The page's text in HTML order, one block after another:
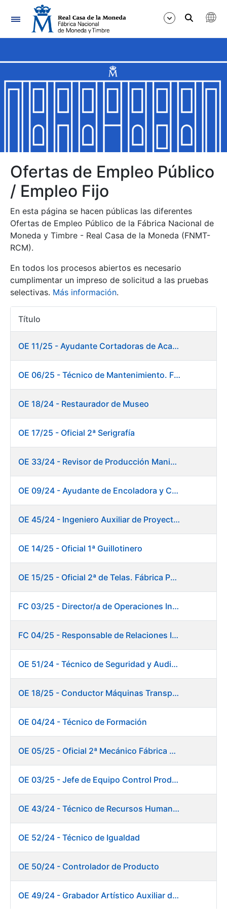
Navegación
Mostrar/Ocultar
Mostrar/Ocultar
Mostrar/Ocultar
Mostrar/Ocultar
Mostrar/Ocultar
Mostrar/Ocultar
Mostrar/Ocultar
Mostrar/Ocultar
Ofertas de Empleo Público
/ Empleo Fijo
En esta página se hacen públicas las diferentes
Ofertas de Empleo Público de la Fábrica Nacional de
Moneda y Timbre - Real Casa de la Moneda (FNMT-
RCM).
En todos los procesos abiertos es necesario
cumplimentar un impreso de solicitud a las pruebas
selectivas. Más información.
Título
OE 11/25 - Ayudante Cortadoras de Acabados. Fábrica Papel
OE 06/25 - Técnico de Mantenimiento. Fábrica Papel
OE 18/24 - Restaurador de Museo
OE 17/25 - Oficial 2ª Serigrafía
OE 33/24 - Revisor de Producción Manipulado Timbre
OE 09/24 - Ayudante de Encoladora y Calandra Máquina de Papel
OE 45/24 - Ingeniero Auxiliar de Proyectos. Investigación y Desarrollo
OE 14/25 - Oficial 1ª Guillotinero
OE 15/25 - Oficial 2ª de Telas. Fábrica Papel
FC 03/25 - Director/a de Operaciones Industriales
FC 04/25 - Responsable de Relaciones Institucionales y Coordinación de Presidencia
OE 51/24 - Técnico de Seguridad y Auditoría Informática
OE 18/25 - Conductor Máquinas Transportadoras Elevadoras. Fábrica Papel
OE 04/24 - Técnico de Formación
OE 05/25 - Oficial 2ª Mecánico Fábrica Papel
OE 03/25 - Jefe de Equipo Control Productivo. Fábrica Papel
OE 43/24 - Técnico de Recursos Humanos
OE 52/24 - Técnico de Igualdad
OE 50/24 - Controlador de Producto
OE 49/24 - Grabador Artístico Auxiliar de Originales